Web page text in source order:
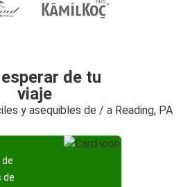
esperar de tu
viaje
y asequibles de / a Reading, PA
de
de